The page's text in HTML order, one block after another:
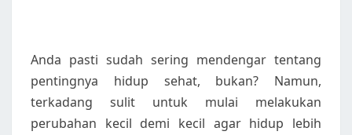
Anda pasti sudah sering mendengar tentang
pentingnya hidup sehat, bukan? Namun,
terkadang sulit untuk mulai melakukan
perubahan kecil demi kecil agar hidup lebih